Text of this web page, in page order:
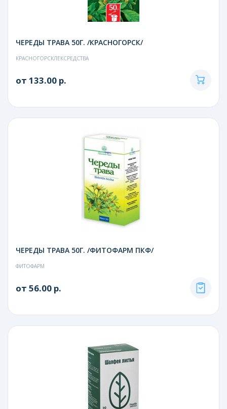
ЧЕРЕДЫ ТРАВА 50Г. /КРАСНОГОРСК/
КРАСНОГОРСКЛЕКСРЕДСТВА
от 133.00 р.
ЧЕРЕДЫ ТРАВА 50Г. /ФИТОФАРМ ПКФ/
ФИТОФАРМ
от 56.00 р.